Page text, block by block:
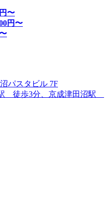
円〜
円〜
パスタビル 7F
徒歩3分、京成津田沼駅